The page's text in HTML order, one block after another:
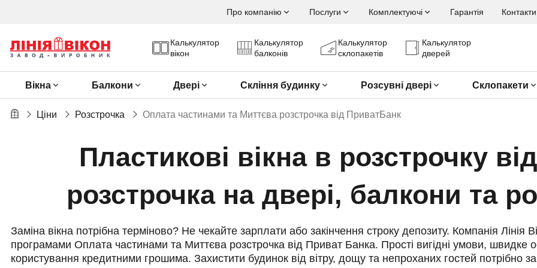
Про компанію Послуги Комплектуючі Гарантія Контакти
Калькулятор
вікон
Калькулятор
балконів
Калькулятор
склопакетів
Калькулятор
дверей
Вікна Балкони Двері Скління будинку Розсувні двері Склопакети
Ціни Розстрочка Оплата частинами та Миттєва розстрочка від ПриватБанк
Пластикові вікна в розстрочку
розстрочка на двері, балкони та
Заміна вікна потрібна терміново? Не чекайте зарплати або закінчення строку депозиту. Компанія Лінія
програмами Оплата частинами та Миттєва розстрочка від Приват Банка. Прості вигідні умови,
користування кредитними грошима. Захистити будинок від вітру, дощу та непроханих гостей потрібно